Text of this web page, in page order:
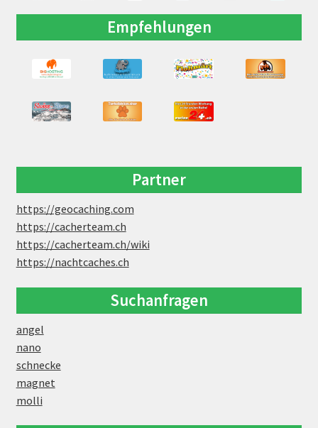
Empfehlungen
Partner
https://geocaching.com
https://cacherteam.ch
https://cacherteam.ch/wiki
https://nachtcaches.ch
Suchanfragen
angel
nano
schnecke
magnet
molli